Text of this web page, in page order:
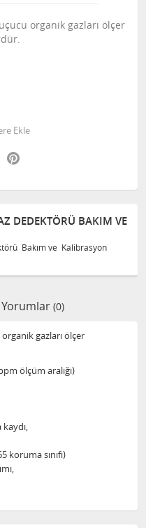
organik gazları ölçer
Ekle
Twitter
DEDEKTÖRÜ BAKIM VE
Bakım ve Kalibrasyon
Yorumlar (0)
gazları ölçer
ölçüm aralığı)
kaydı,
koruma sınıfı)